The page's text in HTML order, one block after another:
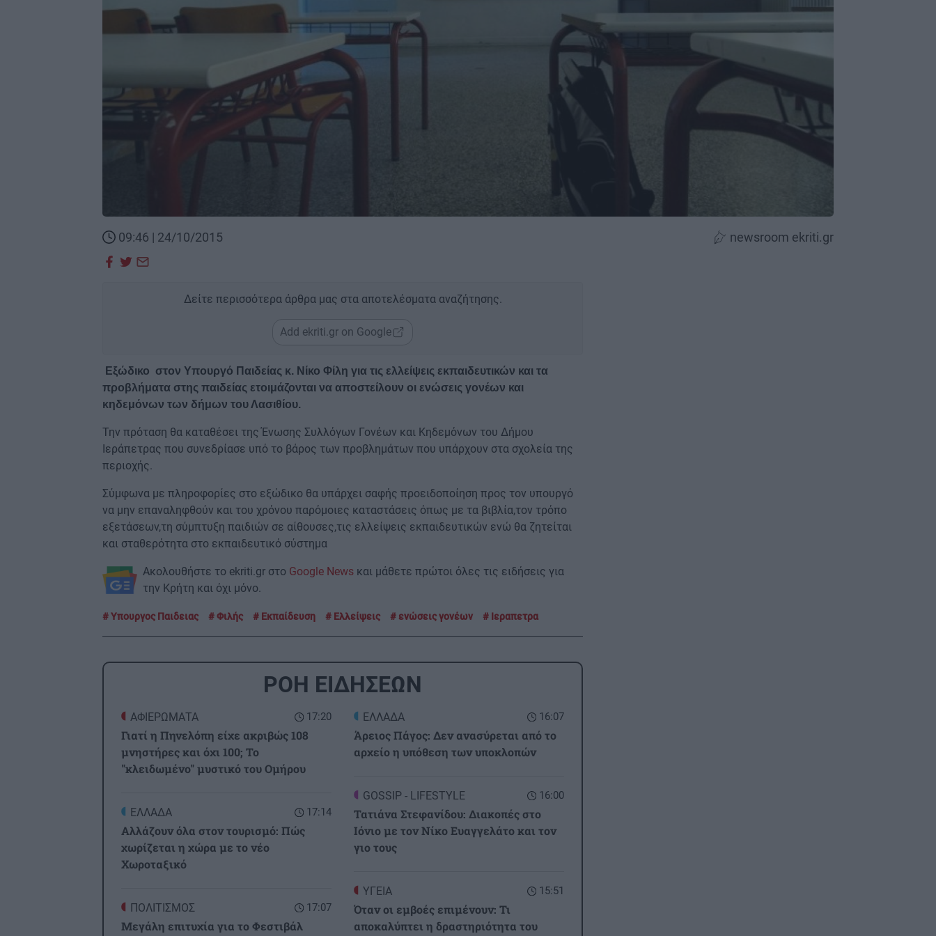
09:46 | 24/10/2015 newsroom ekriti.gr
Δείτε περισσότερα άρθρα μας στα αποτελέσματα αναζήτησης.
Add ekriti.gr on Google
Εξώδικο στον Υπουργό Παιδείας κ. Νίκο Φίλη για τις ελλείψεις εκπαιδευτικών και τα
προβλήματα στης παιδείας ετοιμάζονται να αποστείλουν οι ενώσεις γονέων και
κηδεμόνων των δήμων του Λασιθίου.
Την πρόταση θα καταθέσει της Ένωσης Συλλόγων Γονέων και Κηδεμόνων του Δήμου
Ιεράπετρας που συνεδρίασε υπό το βάρος των προβλημάτων που υπάρχουν στα σχολεία της
περιοχής.
Σύμφωνα με πληροφορίες στο εξώδικο θα υπάρχει σαφής προειδοποίηση προς τον υπουργό
να μην επαναληφθούν και του χρόνου παρόμοιες καταστάσεις όπως με τα βιβλία,τον τρόπο
εξετάσεων,τη σύμπτυξη παιδιών σε αίθουσες,τις ελλείψεις εκπαιδευτικών ενώ θα ζητείται
και σταθερότητα στο εκπαιδευτικό σύστημα
Ακολουθήστε το ekriti.gr στο Google News και μάθετε πρώτοι όλες τις ειδήσεις για
την Κρήτη και όχι μόνο.
Υπουργος Παιδειας Φιλής Εκπαίδευση Ελλείψεις ενώσεις γονέων Ιεραπετρα
ΡΟΗ ΕΙΔΗΣΕΩΝ
17:20
ΑΦΙΕΡΩΜΑΤΑ
Γιατί η Πηνελόπη είχε ακριβώς 108
μνηστήρες και όχι 100; Το
"κλειδωμένο" μυστικό του Ομήρου
17:14
ΕΛΛΑΔΑ
Αλλάζουν όλα στον τουρισμό: Πώς
χωρίζεται η χώρα με το νέο
Χωροταξικό
17:07
ΠΟΛΙΤΙΣΜΟΣ
Μεγάλη επιτυχία για το Φεστιβάλ
16:07
ΕΛΛΑΔΑ
Άρειος Πάγος: Δεν ανασύρεται από το
αρχείο η υπόθεση των υποκλοπών
16:00
GOSSIP - LIFESTYLE
Τατιάνα Στεφανίδου: Διακοπές στο
Ιόνιο με τον Νίκο Ευαγγελάτο και τον
γιο τους
15:51
ΥΓΕΙΑ
Όταν οι εμβοές επιμένουν: Τι
αποκαλύπτει η δραστηριότητα του